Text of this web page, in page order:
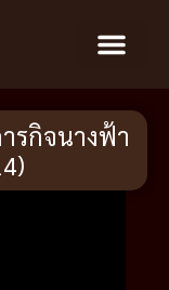
ารกิจนางฟ้า